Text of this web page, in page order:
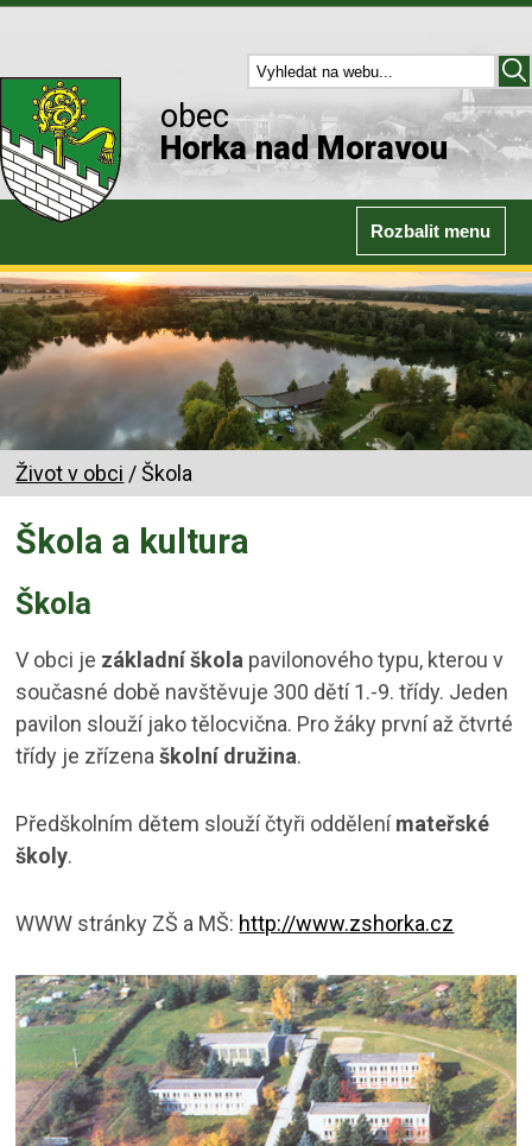
obec
Horka nad Moravou
Rozbalit menu
Život v obci / Škola
Škola a kultura
Škola
V obci je základní škola pavilonového typu, kterou v
současné době navštěvuje 300 dětí 1.-9. třídy. Jeden
pavilon slouží jako tělocvična. Pro žáky první až čtvrté
třídy je zřízenaškolní družina.
Předškolním dětem slouží čtyři oddělenímateřské
školy.
WWW stránky ZŠ a MŠ: http://www.zshorka.cz